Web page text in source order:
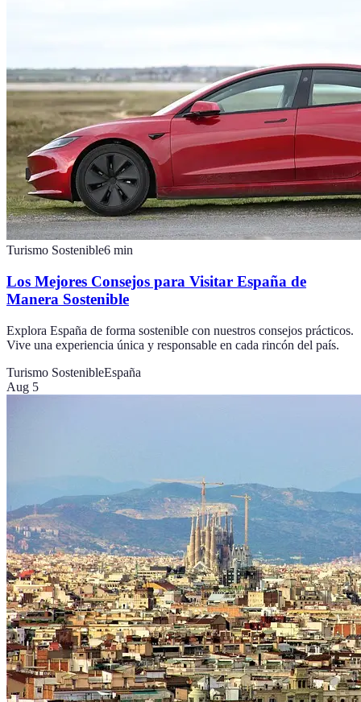
Turismo Sostenible6 min
Los Mejores Consejos para Visitar España de
Manera Sostenible
Explora España de forma sostenible con nuestros consejos prácticos.
Vive una experiencia única y responsable en cada rincón del país.
Turismo SostenibleEspaña
Aug 5